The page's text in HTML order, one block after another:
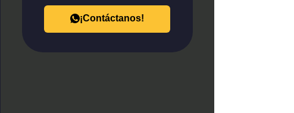
¡Contáctanos!